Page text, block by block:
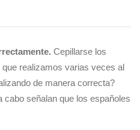
Cepillarse los
realizamos varias veces al
de manera correcta?
señalan que los españoles